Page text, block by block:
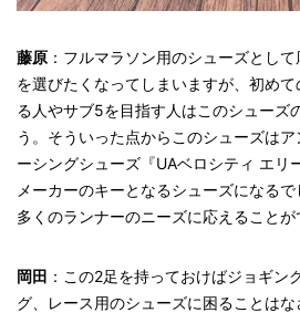
藤原 ：フルマラソン用のシューズとし
を選びたくなってしまいますが、初め
る人やサブ5を目指す人はこのシューズ
う。そういった点からこのシューズは
ーシングシューズ『UAベロシティ エリ
メーカーのキーとなるシューズになる
多くのランナーのニーズに応えることが
岡田 ：この2足を持っておけばジョギン
グ、レース用のシューズに困ることはな